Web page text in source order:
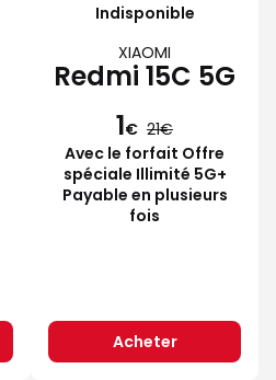
Indisponible
XIAOMI
Redmi 15C 5G
1€ 21
Avec le forfait Offre
spéciale Illimité 5G+
Payable en plusieurs
fois
Acheter